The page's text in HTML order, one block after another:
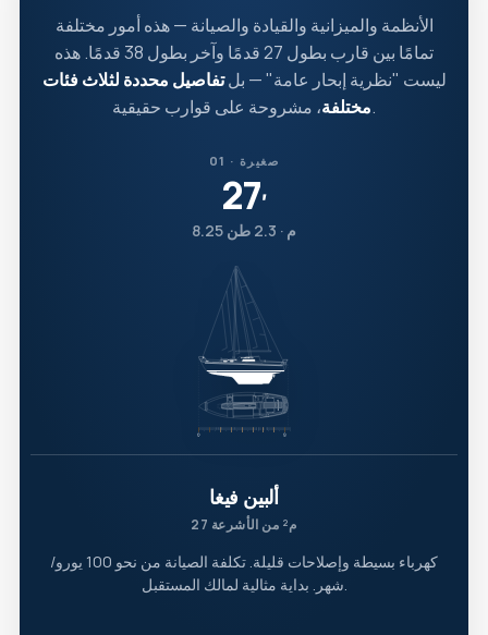
الأنظمة والميزانية والقيادة والصيانة — هذه أمور مختلفة
تمامًا بين قارب بطول 27 قدمًا وآخر بطول 38 قدمًا. هذه
ليست "نظرية إبحار عامة" — بلتفاصيل محددة لثلاث فئات
مختلفة، مشروحة على قوارب حقيقية.
01 · صغيرة
27′
8.25 م · 2.3 طن
ألبين فيغا
27 م² من الأشرعة
كهرباء بسيطة وإصلاحات قليلة. تكلفة الصيانة من نحو 100 يورو/
شهر. بداية مثالية لمالك المستقبل.